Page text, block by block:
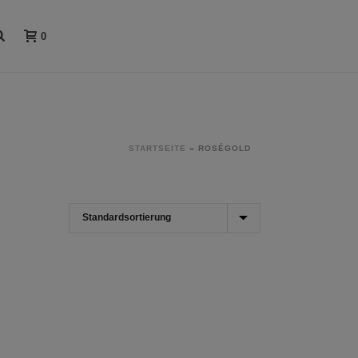
0
STARTSEITE » ROSÉGOLD